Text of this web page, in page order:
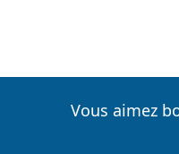
Vous aimez